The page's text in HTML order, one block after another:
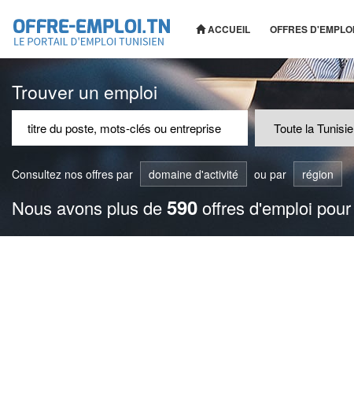
ACCUEIL OFFRES D'EMPLOI
Trouver un emploi
Consultez nos offres par domaine d'activité ou par région
Nous avons plus de590offres d'emploi